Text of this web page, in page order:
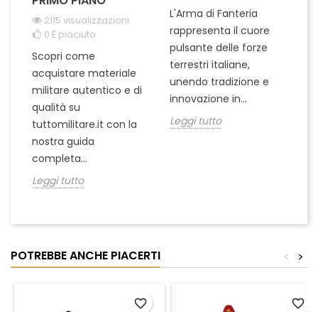
2115 visualizzazioni
0 È piaciuto
Scopri come
acquistare materiale
militare autentico e di
qualità su
tuttomilitare.it con la
nostra guida
completa...
Leggi tutto
L'Arma di Fanteria
rappresenta il cuore
pulsante delle forze
terrestri italiane,
unendo tradizione e
innovazione in...
Leggi tutto
POTREBBE ANCHE PIACERTI >
<
favorite_border favorite_border